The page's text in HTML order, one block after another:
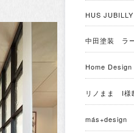
HUS
中田塗装 ラ
Home
リノまま I様
más+design